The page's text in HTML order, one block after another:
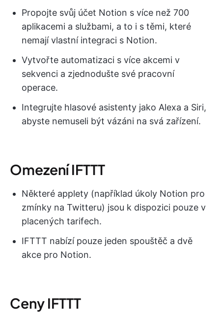
Propojte svůj účet Notion s více než 700
aplikacemi a službami, a to i s těmi, které
nemají vlastní integraci s Notion.
Vytvořte automatizaci s více akcemi v
sekvenci a zjednodušte své pracovní
operace.
Integrujte hlasové asistenty jako Alexa a Siri,
abyste nemuseli být vázáni na svá zařízení.
Omezení IFTTT
Některé applety (například úkoly Notion pro
zmínky na Twitteru) jsou k dispozici pouze v
placených tarifech.
IFTTT nabízí pouze jeden spouštěč a dvě
akce pro Notion.
Ceny IFTTT